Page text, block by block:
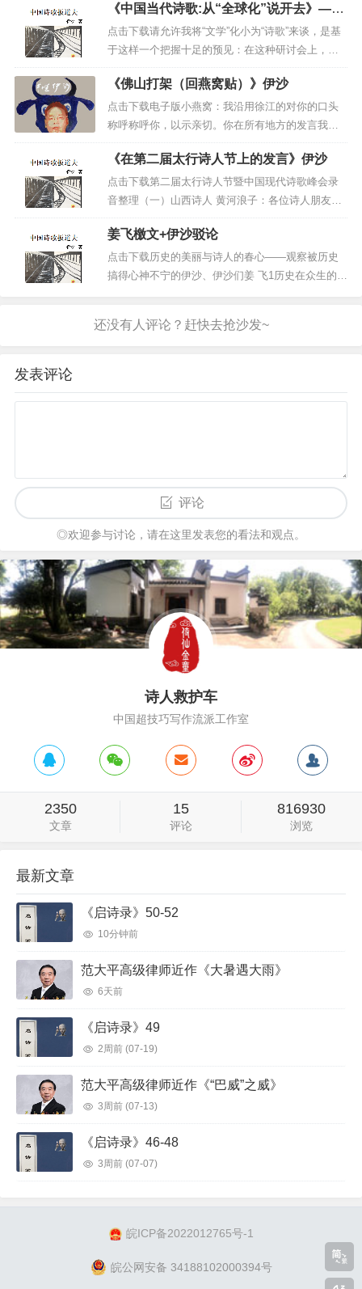
多诗歌票友盲目追逐潮流，只顾“即时”，写“脏诗”、“口
水”、“废话”，同时伊沙背后模仿者多如牛毛，孰不知伊沙始
终是个异数，模仿者必死无疑。
2《唐》与唐诗
读《唐》会发现伊沙对李白、杜甫、王维的偏爱，这三
位诗人着笔最多，想这与《唐诗三百首》的编选者蘅塘居士有
仙、侠一体，风格飘逸瑰丽、豪迈雄浑。同时李白又是一个没
有专一信仰的人，在诗中扮演各类角色，不过是对封建社会秩
序和世俗观念自觉的轻蔑和挑战，所以他必然在现实生活中是
一个思想叛逆精神孤独的人。杜甫和李白同样内心充满矛盾，
他目睹唐由盛转衰，哀叹山河残破，现实对他创作的吸附力很
强，他着重于对现代苦难的诉求。“圣人无规汧可法，仙人无
两者立意和指归的不同，孟诗以个人视角观察事物，个人色彩
能入乎其内，不能出乎其外，无我之境既能出乎其内又能出乎
其外，进入诗就能写，从诗出来，才可以旁观。入乎其内，故
改为“境界”。
回到《唐》，上文说“境界”落实到创作中就化为了“视
界”。伊沙将现代诗与唐诗两种“视界”交融在一起，达到“视
一个全新的视界。这个更高、更优越的新视界既包含了文本和
理解者的视界，而给新的经验和新的视界提供了可能。伊沙的
《唐》符合伽达默尔的“视界”说，他将直觉感受诉求于诗，最
后形成一种境界。他的发现是流动生成，意识敞开，是对唐诗
的对话，作者与唐诗、唐代诗人是灵魂关照关系，从而填平现
代诗和古诗的鸿沟。作者（身边人）置身于唐诗中，古今对
照，替古人说话、自说自话，产生陌生匪夷所思的效果，这些
都是为了更直观地表达自己的认识，同时将消解对象消解得很
彻底（11中对自己崇敬的诗人李、杜言志、33中诗人在解读一
首诗过程中加入对现代诗的看法，挖掘人类丰富的心灵，胜过
的变数。96直抒胸臆；104的士上突兀出现四位诗人；241、2
44、211直接说出古今共性的看法；263、289、316用“性”
来消解）；其次伊沙用的方式充满智性，他将自我意识贯于其
生，解读产生的歧义和启发具有无限的衍生性。写得我想到一
位歌手贝克，这个摇滚怪物被乐迷称为“音乐美学拼贴大师”，
调、说唱、乡村、灵魂乐、60年代警探片片头音乐、噪音美学
等天马行空的乐风拼贴起来，他将最土最草根的音乐元素做的
都富有即酷又具最新潮的新世代精神 ，他仿佛在做音乐化学
实验，他用奇特的声效器，唱腔一会颓废，一会慵懒，一会很
的不协调中，贝克在创作中迸发出迷人火花 ，每次出击都有
令人惊喜的过人之处。贝克作为音乐人和伊沙的共同点只是不
式灵活，仅仅诗中的幽默及犀利的酷评方式就打破了阅读者的
思维定式（如39、109、116、）伊沙通过解读、精读、释读
甚至误读，将自己想法合盘托出，丝毫不拖泥带水。其中有些
物，官刊、纸刊、民刊三栖诗人，在人们的唾骂和
赞叹中声誉鹊起，在人们的白眼和眼红中走红发
迹，围...
《中国当代诗歌:从“全球化”说开去》——
伊沙
点击下载请允许我将“文学”化小为“诗歌”来谈，是基
于这样一个把握十足的预见：在这种研讨会上，不
论专家还是作家，在发言中谈到的“文学”一般都会特
指“小说”，因为在一般人看来小说才是中国当代文学
的主流——这来自于五四新文学运动对于中国古典
文学传统秩序的矫枉过正，也来自于1949年以后新
中国文艺的政策方针...
《佛山打架（回燕窝贴）》伊沙
点击下载电子版小燕窝：我沿用徐江的对你的口头
称呼称呼你，以示亲切。你在所有地方的发言我都
看到了——这也是认识你的一种方式。没有及时发
言，可不是怕站队什么的——我伊沙怕过诗坛里的
什么？主要是忙，给老同学的诗集作序，我已经拖
过人家的印刷日期，刚刚搞完，有点累，还有一家
报纸请我连夜做个大型诗歌活动的策划案...
《在第二届太行诗人节上的发言》伊沙
点击下载第二届太行诗人节暨中国现代诗歌峰会录
音整理（一）山西诗人 黄河浪子：各位诗人朋友
们，大家好！首先，请允许我对各位的光临，表示
最真挚的感谢和最热烈的欢迎！我们十分幸运地迎
来了中国最优秀、最杰出的诗人们。尤其是伊沙 、
徐江、 侯马 、沈浩波等著名诗人，他们为保卫中国
姜飞檄文+伊沙驳论
点击下载历史的美丽与诗人的春心——观察被历史
搞得心神不宁的伊沙、伊沙们姜 飞1历史在众生的意
持，像被黄教法王摩了顶，而法王在我们的想象
发表评论
评论
◎欢迎参与讨论，请在这里发表您的看法和观点。
诗人救护车
中国超技巧写作流派工作室
2350
文章
15
评论
816930
浏览
最新文章
《启诗录》50-52
10分钟前
范大平高级律师近作《大暑遇大雨》
6天前
《启诗录》49
2周前 (07-19)
范大平高级律师近作《“巴威”之威》
3周前 (07-13)
《启诗录》46-48
3周前 (07-07)
皖ICP备2022012765号-1
皖公网安备 34188102000394号